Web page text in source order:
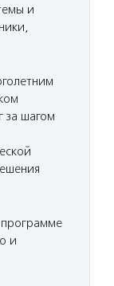
и
за шагом
программе
и